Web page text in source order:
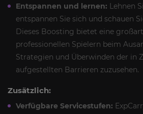
Entspannen und lernen: Lehnen
entspannen Sie sich und schauen
Dieses Boosting bietet eine
professionellen Spielern beim
Strategien und Überwinden der in
aufgestellten Barrieren zuzusehen.
Zusätzlich:
Verfügbare Servicestufen: